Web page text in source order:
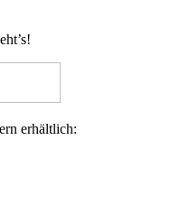
erhältlich: